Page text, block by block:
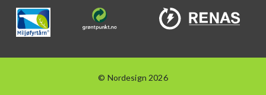
© Nordesign 2026